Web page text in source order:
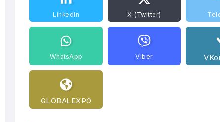
LinkedIn X (Twitter)
WhatsApp Viber
GLOBALEXPO